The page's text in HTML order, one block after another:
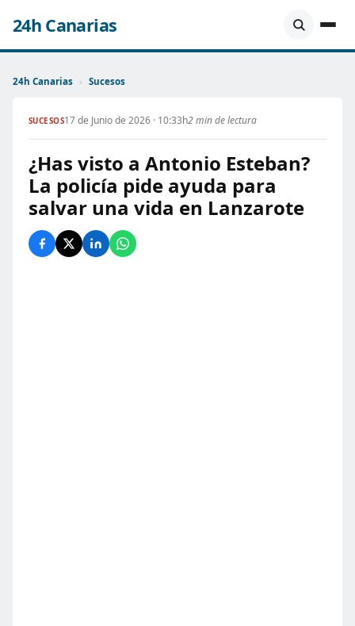
24h Canarias
24h Canarias › Sucesos
SUCESOS17 de Junio de 2026 · 10:33h2 min de lectura
¿Has visto a Antonio Esteban?
La policía pide ayuda para
salvar una vida en Lanzarote